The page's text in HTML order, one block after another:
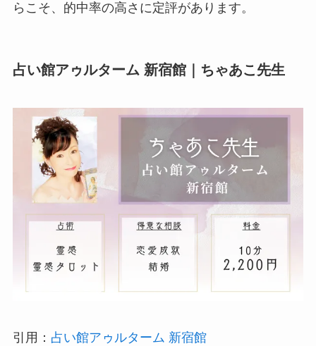
らこそ、的中率の高さに定評があります。
占い館アゥルターム 新宿館｜ちゃあこ先生
引用： 占い館アゥルターム 新宿館